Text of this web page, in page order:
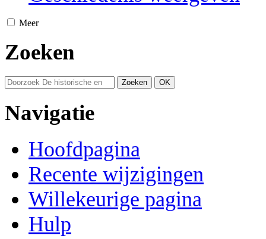
Meer
Zoeken
Navigatie
Hoofdpagina
Recente wijzigingen
Willekeurige pagina
Hulp